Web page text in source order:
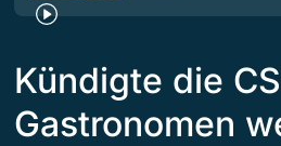
Kündigte die
Gastronomen